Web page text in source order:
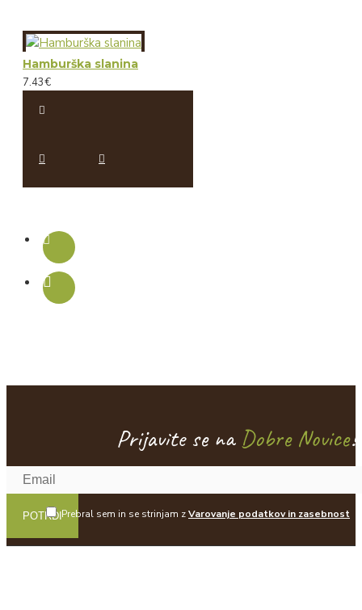
Hamburška slanina
7.43€
Prijavite se naDobre Novice!
POTRDIPrebral sem in se strinjam zVarovanje podatkov in zasebnost